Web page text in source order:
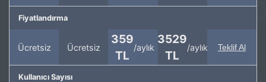
Fiyatlandırma
Ücretsiz Ücretsiz
359
TL
/aylık
3529
TL
/aylık Teklif Al
Kullanıcı Sayısı